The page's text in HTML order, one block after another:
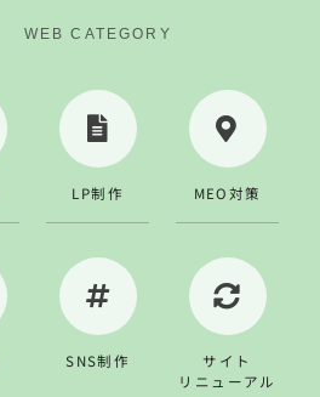
WEB CATEGORY
LP制作 MEO対策
SNS制作
サイト
リニューアル